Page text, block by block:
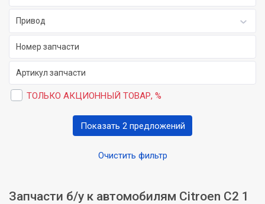
Привод
ТОЛЬКО АКЦИОННЫЙ ТОВАР, %
Очистить фильтр
Показать 2 предложений
Запчасти б/у к автомобилям Citroen C2 1